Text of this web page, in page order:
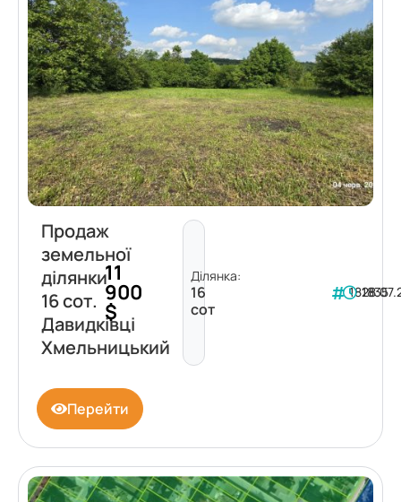
Продаж
земельної
ділянки
16 сот.
Давидківці
Хмельницький
11
900
$
Ділянка:
16
сот
181835
Перейти